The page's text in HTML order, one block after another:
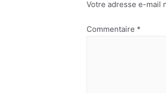
Votre adresse e-mail
Commentaire *